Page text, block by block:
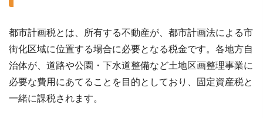
都市計画税とは、所有する不動産が、都市計画法による市
街化区域に位置する場合に必要となる税金です。各地方自
治体が、道路や公園・下水道整備など土地区画整理事業に
必要な費用にあてることを目的としており、固定資産税と
一緒に課税されます。